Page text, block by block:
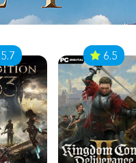
5.7 6.5